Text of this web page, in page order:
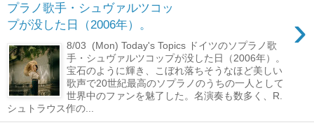
プラノ歌手・シュヴァルツコッ
プが没した日（2006年）。
›
8/03 (Mon) Today's Topics ドイツのソプラノ歌
手・シュヴァルツコップが没した日（2006年）。
宝石のように輝き、こぼれ落ちそうなほど美しい
歌声で20世紀最高のソプラノのうちの一人として
世界中のファンを魅了した。名演奏も数多く、R.
シュトラウス作の...